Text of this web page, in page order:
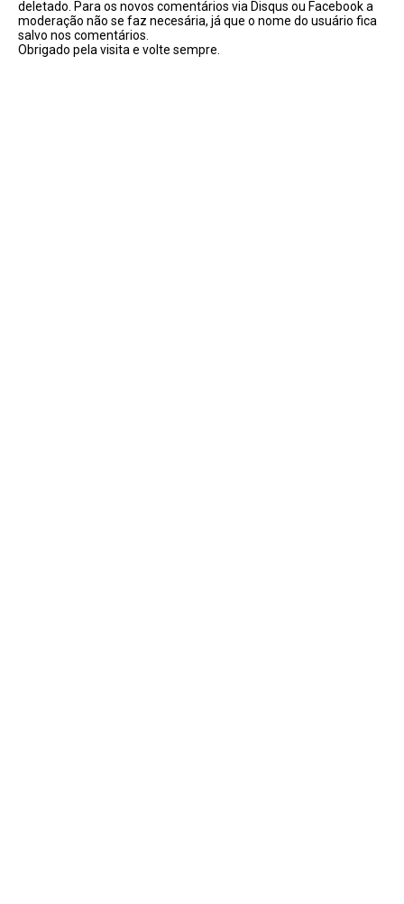
deletado. Para os novos comentários via Disqus ou Facebook a
moderação não se faz necesária, já que o nome do usuário fica
salvo nos comentários.
Obrigado pela visita e volte sempre.